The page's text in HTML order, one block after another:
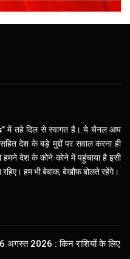
में तहे दिल से स्वागत है। ये चैनल आप
देश के बड़े मुद्दों पर सवाल करना ही
देश के कोने-कोने में पहुंचाया है इसी
रहिए। हम भी बेबाक, बेखौफ बोलते रहेंगे।
2026 : किन राशियों के लिए